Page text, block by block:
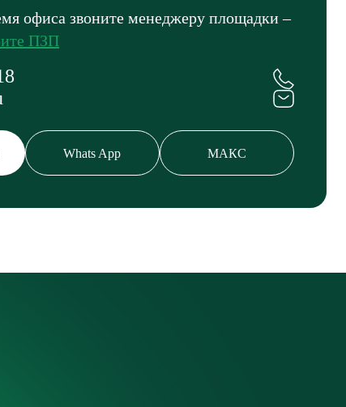
офиса звоните менеджеру площадки –
ПЗП
Whats App МАКС